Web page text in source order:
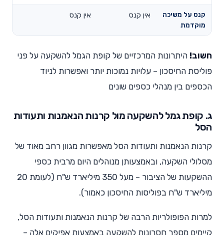
קנס על משיכה
מוקדמת
אין קנס אין קנס
חשוב! היתרונות המרכזיים של קופת הגמל להשקעה על פני
פוליסת החיסכון – עלויות נמוכות יותר ואפשרות לניוד
הכספים בין מנהלי כספים שונים
ג. קופת גמל להשקעה מול קרנות הנאמנות ותעודות
הסל
קרנות הנאמנות ותעודות הסל מאפשרות מגוון רחב מאוד של
מסלולי השקעה, ובאמצעותן מנוהלים היום מרבית כספי
ההשקעות של הציבור – מעל 350 מיליארד ש"ח (לעומת 20
מיליארד ש"ח בפוליסות החיסכון כאמור).
למרות הפופולריות הרבה של קרנות הנאמנות ותעודות הסל,
קיימים מספר חסרונות להשקעה באמצעות אפיקים אלה –